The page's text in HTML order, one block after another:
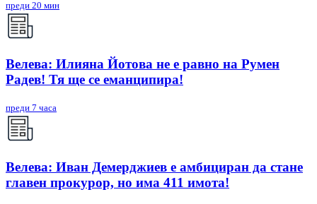
преди 20 мин
Велева: Илияна Йотова не е равно на Румен
Радев! Тя ще се еманципира!
преди 7 часа
Велева: Иван Демерджиев е амбициран да стане
главен прокурор, но има 411 имота!